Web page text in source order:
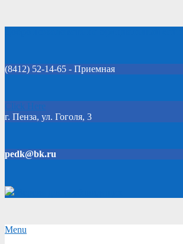
(8412) 52-14-65 - Приемная
Click Here
г. Пенза, ул. Гоголя, 3
pedk@bk.ru
Secondary
Menu